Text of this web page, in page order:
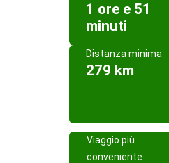
1 ore e 51
minuti
Distanza minima
279 km
Viaggio più
conveniente